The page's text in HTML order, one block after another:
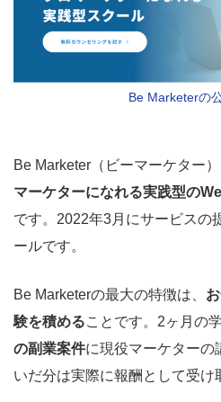
Be Marketerの
Be Marketer（ビーマーケター
マーケターになれる実践型の
です。2022年3月にサービスの
ールです。
Be Marketerの最大の特徴は、
験を積めることです。2ヶ月の
の副業案件に現役マーケターの
いだ分は実際に報酬として受け